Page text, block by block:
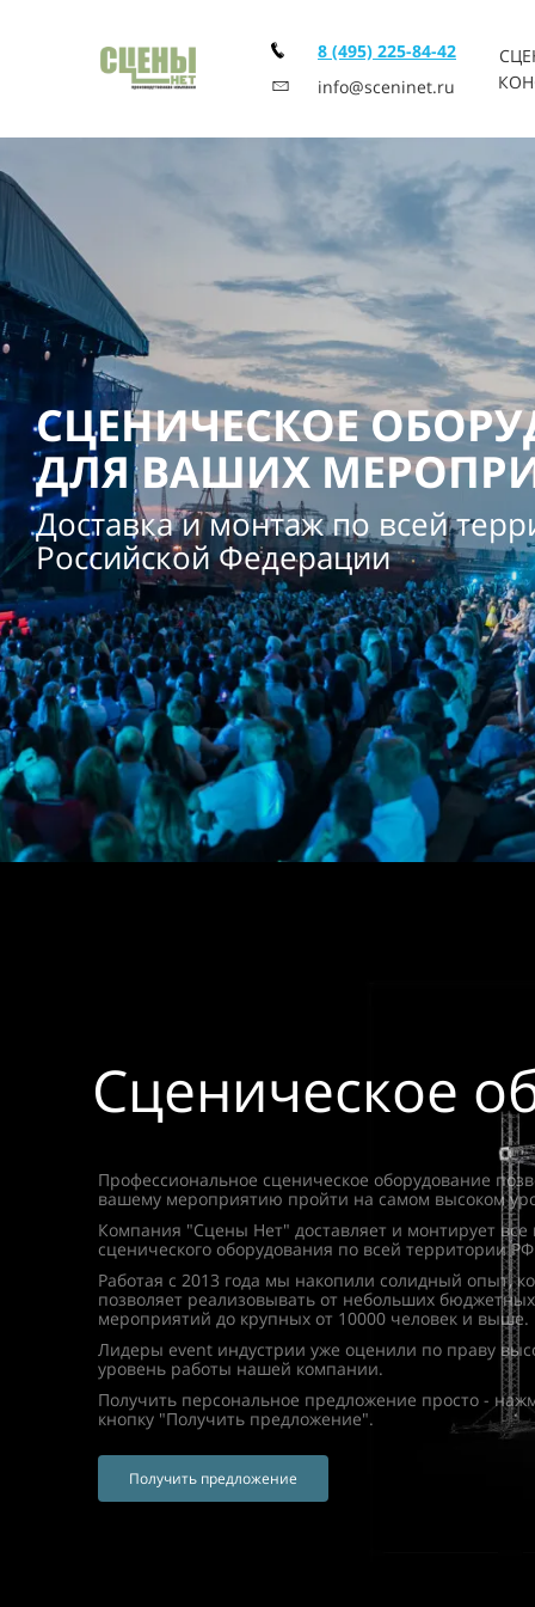
8 (495) 225-84-42
info@sceninet.ru
СЦЕНИЧЕСКОЕ
ДЛЯ ВАШИХ
Доставка и монтаж по всей
Российской Федерации
Сценическое
Профессиональное сценическое оборудование
вашему мероприятию пройти на самом высоком
Компания "Сцены Нет" доставляет и монтирует
сценического оборудования по всей территории
Работая с 2013 года мы накопили солидный опыт,
позволяет реализовывать от небольших бюджетных
мероприятий до крупных от 10000 человек и выше.
Лидеры event индустрии уже оценили по праву
уровень работы нашей компании.
Получить персональное предложение просто -
кнопку "Получить предложение".
Получить предложение